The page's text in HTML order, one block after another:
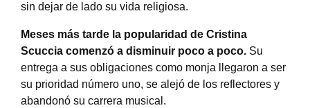
sin dejar de lado su vida religiosa.
Meses más tarde la popularidad de Cristina
Scuccia comenzó a disminuir poco a poco. Su
entrega a sus obligaciones como monja llegaron a ser
su prioridad número uno, se alejó de los reflectores y
abandonó su carrera musical.